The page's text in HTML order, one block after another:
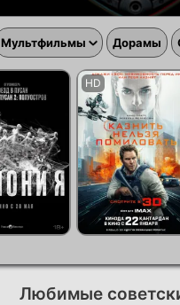
Любимые
Мультфильмы Дорамы